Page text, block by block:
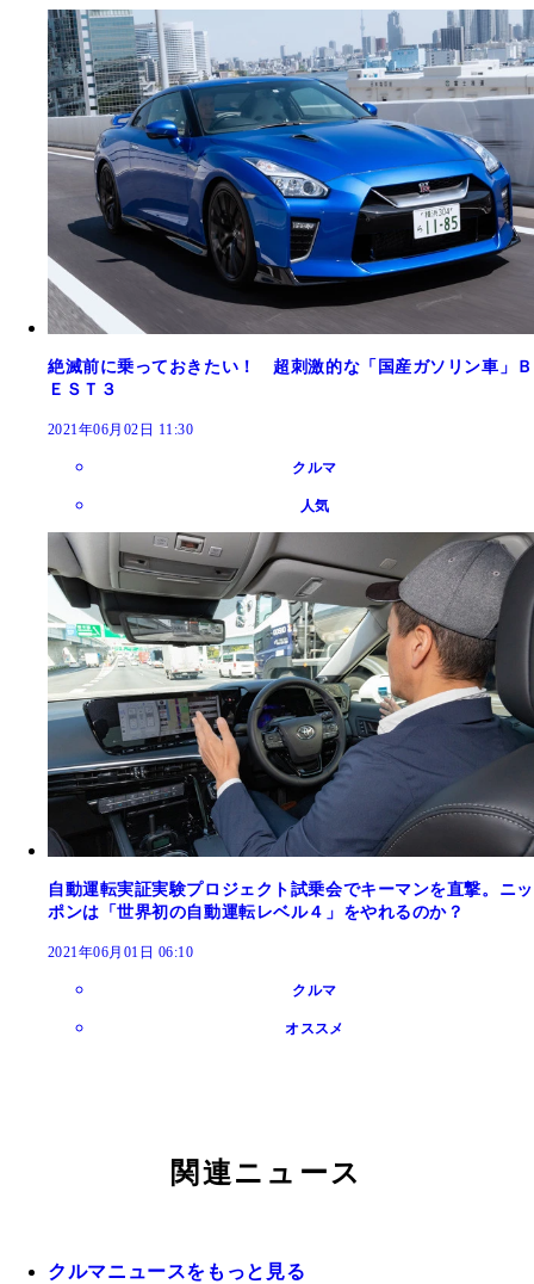
絶滅前に乗っておきたい！ 超刺激的な「国産ガソリン車」Ｂ
ＥＳＴ３
2021年06月02日 11:30
クルマ
人気
自動運転実証実験プロジェクト試乗会でキーマンを直撃。ニッ
ポンは「世界初の自動運転レベル４」をやれるのか？
2021年06月01日 06:10
クルマ
オススメ
関連ニュース
クルマニュースをもっと見る